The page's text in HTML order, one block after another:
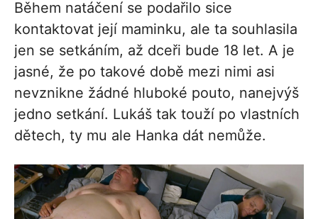
Během natáčení se podařilo sice
kontaktovat její maminku, ale ta souhlasila
jen se setkáním, až dceři bude 18 let. A je
jasné, že po takové době mezi nimi asi
nevznikne žádné hluboké pouto, nanejvýš
jedno setkání. Lukáš tak touží po vlastních
dětech, ty mu ale Hanka dát nemůže.